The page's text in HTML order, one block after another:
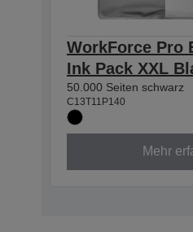
WorkForce Pro
Ink Pack XXL
50.000 Seiten schwarz
C13T11P140
Mehr